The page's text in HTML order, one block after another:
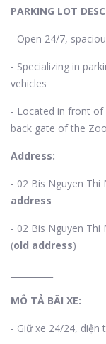
PARKING LOT
- Open 24/7,
- Specializing in
vehicles
- Located in front of
back gate of the
Address:
- 02 Bis Nguyen Thi
address
- 02 Bis Nguyen Thi
(old address)
MÔ TẢ BÃI XE:
- Giữ xe 24/24, diện